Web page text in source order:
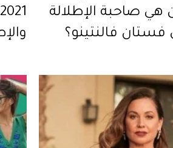
هي صاحبة الإطلالة
فستان فالنتينو؟